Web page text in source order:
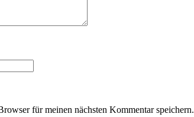
für meinen nächsten Kommentar speichern.